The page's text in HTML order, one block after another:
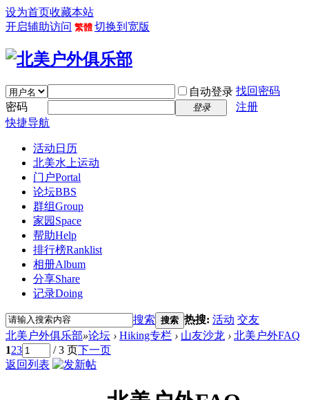
设为首页收藏本站
开启辅助访问 繁體 切换到宽版
自动登录 找回密码
密码
登录
注册
快捷导航
活动日历
北美水上运动
门户Portal
论坛BBS
群组Group
家园 Space
帮助Help
排行榜Ranklist
相册Album
分享Share
记录Doing
搜索 搜索 热搜: 活动 交友
北美户外俱乐部»论坛 › Hiking专栏 › 山友沙龙 › 北美户外FAQ
123 / 3 页下一页
返回列表